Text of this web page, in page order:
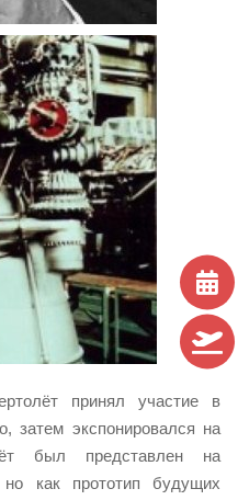
принял участие в
затем экспонировался на
был представлен на
но как прототип будущих